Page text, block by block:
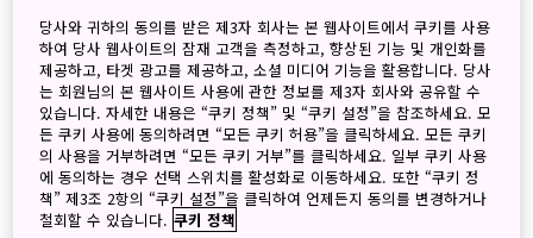
경우 당첨이 취소될 수 있습니다.)
이벤트에 참여해 주셔서 진심으로 감사 드리며, 앞으로 더 다
양한 이벤트로 찾아 뵙겠습니다.
Keyword search 실행
검색
당사와 귀하의 동의를 받은 제3자 회사는 본 웹사이트에서 쿠키를 사용
하여 당사 웹사이트의 잠재 고객을 측정하고, 향상된 기능 및 개인화를
제공하고, 타겟 광고를 제공하고, 소셜 미디어 기능을 활용합니다. 당사
는 회원님의 본 웹사이트 사용에 관한 정보를 제3자 회사와 공유할 수
있습니다. 자세한 내용은 “쿠키 정책” 및 “쿠키 설정”을 참조하세요. 모
든 쿠키 사용에 동의하려면 “모든 쿠키 허용”을 클릭하세요. 모든 쿠키
의 사용을 거부하려면 “모든 쿠키 거부”를 클릭하세요. 일부 쿠키 사용
에 동의하는 경우 선택 스위치를 활성화로 이동하세요. 또한 “쿠키 정
책” 제3조 2항의 “쿠키 설정”을 클릭하여 언제든지 동의를 변경하거나
철회할 수 있습니다. 쿠키 정책